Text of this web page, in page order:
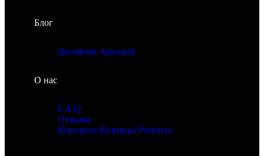
Блог
Дизайнер Аркадий
О нас
F.A.Q
Отзывы
Контакты Кузницы Ремонта